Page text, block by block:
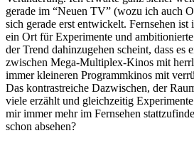
gerade im “Neuen TV” (wozu ich auch
sich gerade erst entwickelt. Fernsehen
ein Ort für Experimente und
der Trend dahinzugehen scheint, dass es
zwischen Mega-Multiplex-Kinos mit
immer kleineren Programmkinos mit
Das kontrastreiche Dazwischen, der
viele erzählt und gleichzeitig
mir immer mehr im Fernsehen
schon absehen?